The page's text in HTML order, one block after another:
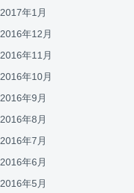
2017年1月
2016年12月
2016年11月
2016年10月
2016年9月
2016年8月
2016年7月
2016年6月
2016年5月